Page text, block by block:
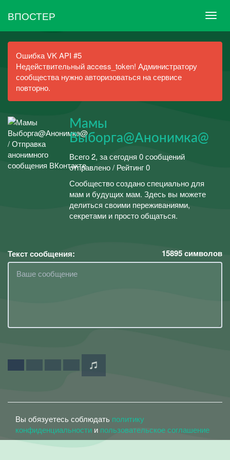
ВПОСТЕР
Ошибка VK API #5
Недействительный access_token! Администратору
сообщества нужно авторизоваться на сервисе
повторно.
Мамы
Выборга@Анонимка@
Всего 2, за сегодня 0 сообщений
отправлено / Рейтинг 0
Сообщество создано специально для
мам и будущих мам. Здесь вы можете
делиться своими переживаниями,
секретами и просто общаться.
Текст сообщения: 15895символов
Вы обязуетесь соблюдать политику
конфиденциальности и пользовательское соглашение